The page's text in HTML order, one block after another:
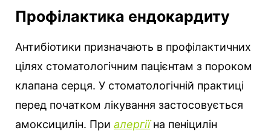
Профілактика ендокардиту
Антибіотики призначають в профілактичних
цілях стоматологічним пацієнтам з пороком
клапана серця. У стоматологічній практиці
перед початком лікування застосовується
амоксицилін. При алергії на пеніцилін